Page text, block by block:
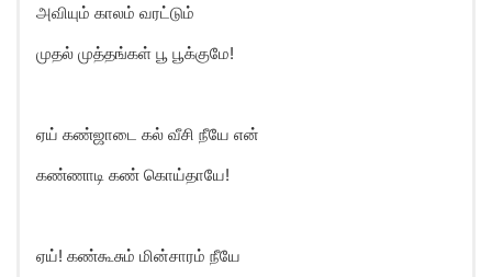
அவியும் காலம் வரட்டும்
முதல் முத்தங்கள் பூ பூக்குமே!
ஏய் கண்ஜாடை கல் வீசி நீயே என்
கண்ணாடி கண் கொய்தாயே!
ஏய்! கண்கூசும் மின்சாரம் நீயே